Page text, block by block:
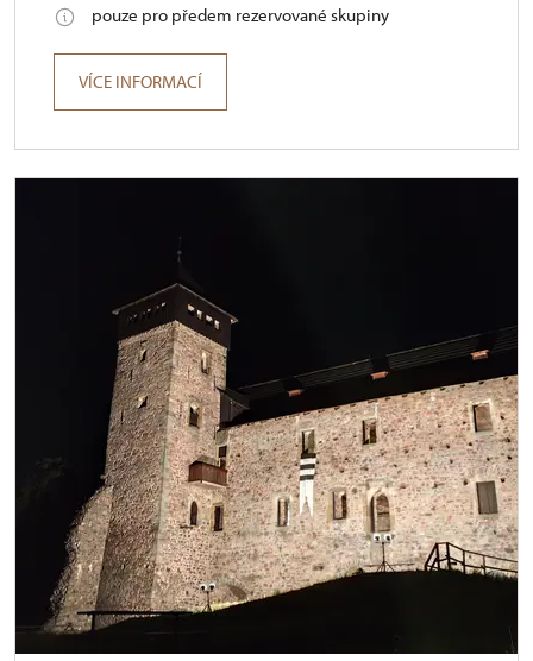
pouze pro předem rezervované skupiny
VÍCE INFORMACÍ